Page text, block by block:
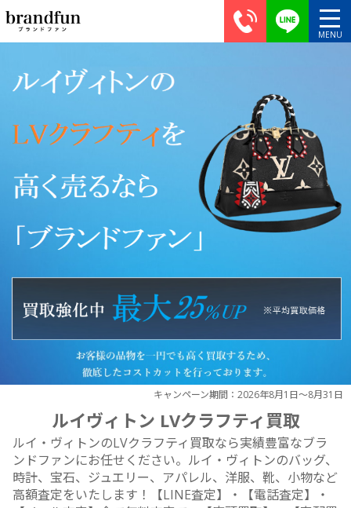
キャンペーン期間：2026年8月1日～8月31日
ルイヴィトン LVクラフティ買取
ルイ・ヴィトンのLVクラフティ買取なら実績豊富なブラ
ンドファンにお任せください。ルイ・ヴィトンのバッグ、
時計、宝石、ジュエリー、アパレル、洋服、靴、小物など
高額査定をいたします！【LINE査定】・【電話査定】・